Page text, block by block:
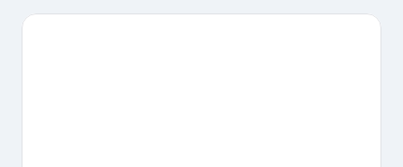
inte missa London Eye och Natural History Museum. Med